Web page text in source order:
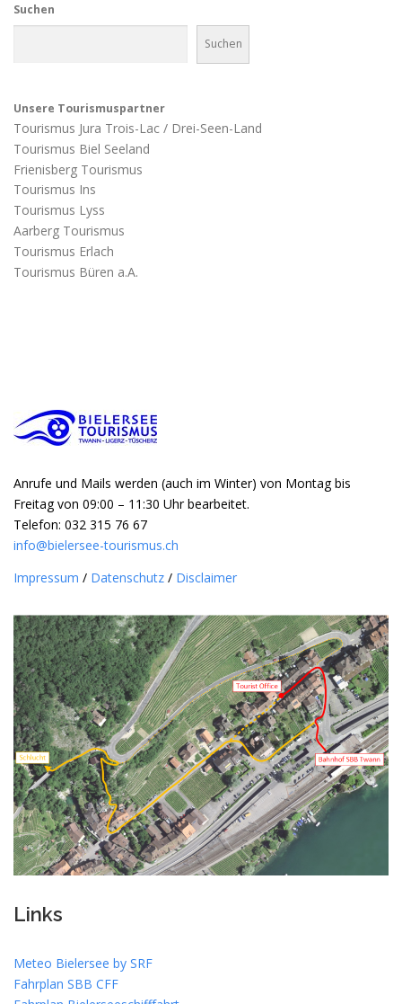
Suchen
Suchen
Unsere Tourismuspartner
Tourismus Jura Trois-Lac / Drei-Seen-Land
Tourismus Biel Seeland
Frienisberg Tourismus
Tourismus Ins
Tourismus Lyss
Aarberg Tourismus
Tourismus Erlach
Tourismus Büren a.A.
Anrufe und Mails werden (auch im Winter) von Montag bis
Freitag von 09:00 – 11:30 Uhr bearbeitet.
Telefon: 032 315 76 67
info@bielersee-tourismus.ch
Impressum / Datenschutz / Disclaimer
Links
Meteo Bielersee by SRF
Fahrplan SBB CFF